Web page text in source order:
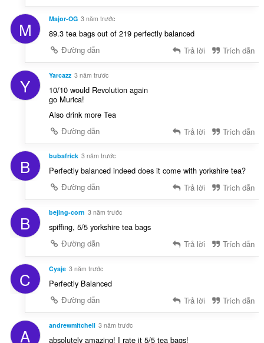
M Major-OG 3 năm trước
89.3 tea bags out of 219 perfectly balanced
Đường dẫn
Trả lời Trích dẫn
Y Yarcazz 3 năm trước
10/10 would Revolution again
go Murica!
Also drink more Tea
Đường dẫn
Trả lời Trích dẫn
B bubafrick 3 năm trước
Perfectly balanced indeed does it come with yorkshire tea?
Đường dẫn
Trả lời Trích dẫn
B bejing-corn 3 năm trước
spiffing, 5/5 yorkshire tea bags
Đường dẫn
Trả lời Trích dẫn
C Cyaje 3 năm trước
Perfectly Balanced
Đường dẫn
Trả lời Trích dẫn
A andrewmitchell 3 năm trước
absolutely amazing! I rate it 5/5 tea bags!